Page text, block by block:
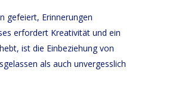
gefeiert, Erinnerungen
erfordert Kreativität und ein
ist die Einbeziehung von
als auch unvergesslich